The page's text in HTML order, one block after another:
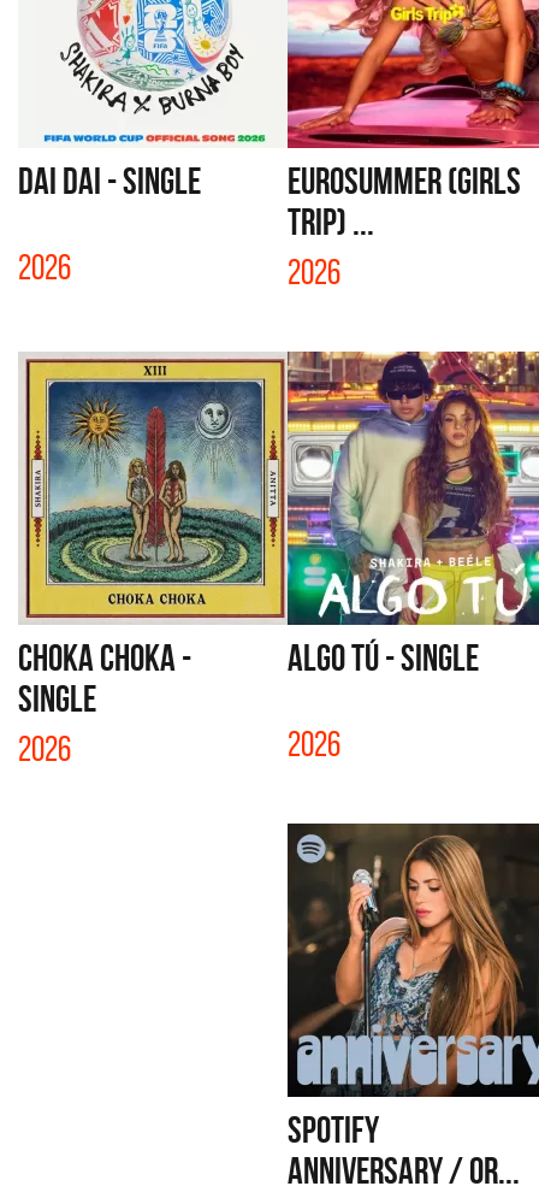
DAI DAI - SINGLE
2026
EUROSUMMER (GIRLS
TRIP) ...
2026
CHOKA CHOKA -
SINGLE
2026
ALGO TÚ - SINGLE
2026
SPOTIFY
ANNIVERSARY / OR...